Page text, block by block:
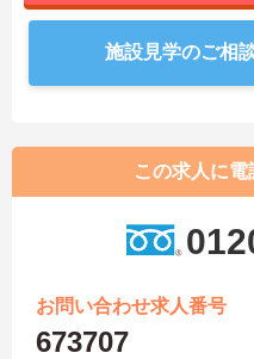
施設見学のご相
この求人に
お問い合わせ求人番号
673707